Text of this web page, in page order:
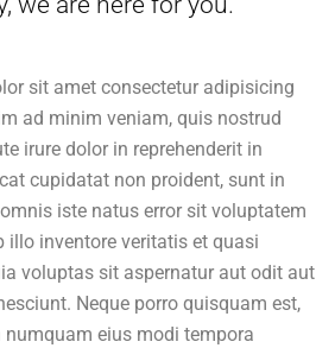
sit amet consectetur adipisicing
ad minim veniam, quis nostrud
irure dolor in reprehenderit in
cupidatat non proident, sunt in
iste natus error sit voluptatem
illo inventore veritatis et quasi
voluptas sit aspernatur aut odit aut
Neque porro quisquam est,
eius modi tempora